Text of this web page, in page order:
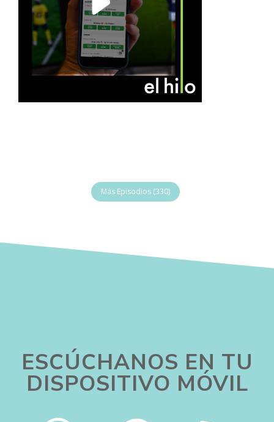
Más Episodios (330)
ESCÚCHANOS EN TU
DISPOSITIVO MÓVIL